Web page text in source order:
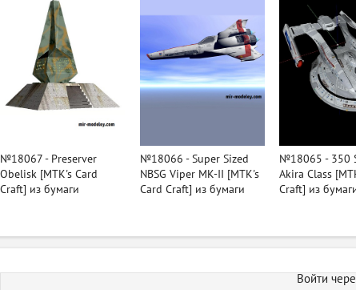
№18067 - Preserver
Obelisk [MTK's Card
Craft] из бумаги
№18066 - Super Sized
NBSG Viper MK-II [MTK's
Card Craft] из бумаги
№18065 - 350
Akira Class
Craft] из